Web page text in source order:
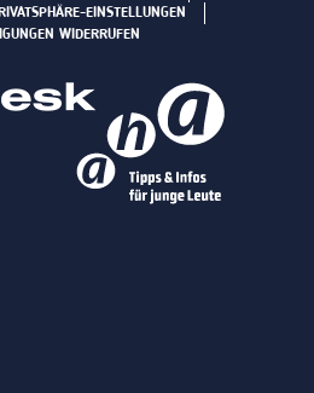
EINSTELLUNGEN
WIDERRUFEN